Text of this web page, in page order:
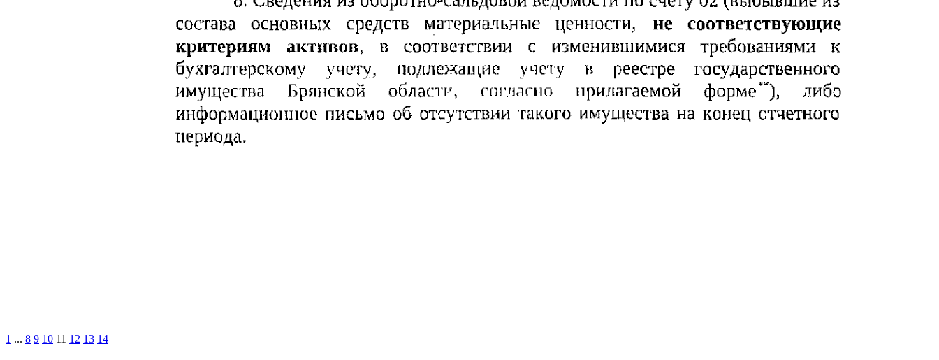
1 ... 8 9 10 11 12 13 14